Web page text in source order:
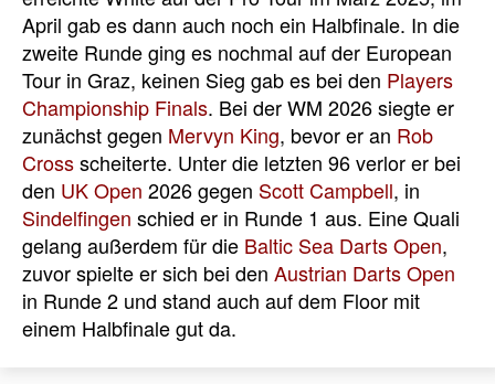
April gab es dann auch noch ein Halbfinale. In die
zweite Runde ging es nochmal auf der European
Tour in Graz, keinen Sieg gab es bei den Players
Championship Finals. Bei der WM 2026 siegte er
zunächst gegen Mervyn King, bevor er an Rob
Crossscheiterte. Unter die letzten 96 verlor er bei
den UK Open 2026 gegen Scott Campbell, in
Sindelfingen schied er in Runde 1 aus. Eine Quali
gelang außerdem für die Baltic Sea Darts Open,
zuvor spielte er sich bei den Austrian Darts Open
in Runde 2 und stand auch auf dem Floor mit
einem Halbfinale gut da.